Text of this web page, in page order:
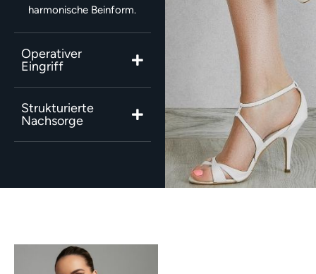
harmonische Beinform.
Operativer
Eingriff
Strukturierte
Nachsorge